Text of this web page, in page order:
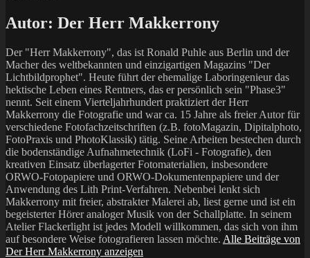
Autor: Der Herr Makkerrony
Der "Herr Makkerrony", das ist Ronald Puhle aus Berlin und der
Macher des weltbekannten und einzigartigen Magazins "Der
Lichtbildprophet". Heute führt der ehemalige Laboringenieur das
hektische Leben eines Rentners, das er persönlich sein "Phase3"
nennt. Seit einem Vierteljahrhundert praktiziert der Herr
Makkerrony die Fotografie und war ca. 15 Jahre als freier Autor für
verschiedene Fotofachzeitschriften (z.B. fotoMagazin, Dipitalphoto,
FotoPraxis und PhotoKlassik) tätig. Seine Arbeiten bestechen durch
die bodenständige Aufnahmetechnik (LoFi - Fotografie), den
kreativen Einsatz überlagerter Fotomaterialien, insbesondere
ORWO-Fotopapiere und ORWO-Dokumentenpapiere und der
Anwendung des Lith Print-Verfahren. Nebenbei lenkt sich
Makkerrony mit freier, abstrakter Malerei ab, liest gerne und ist ein
begeisterter Hörer analoger Musik von der Schallplatte. In seinem
Atelier Flackerlight ist jedes Modell willkommen, das sich von ihm
auf besondere Weise fotografieren lassen möchte. Alle Beiträge von
Der Herr Makkerrony anzeigen